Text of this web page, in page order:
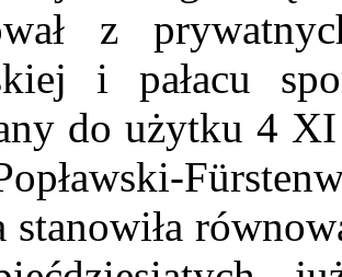
z
i pałacu
do użytku 4
F
stanowiła